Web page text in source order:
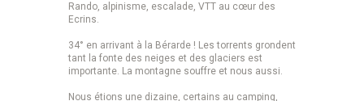
Rando, alpinisme, escalade, VTT au cœur des
Ecrins.
34° en arrivant à la Bérarde ! Les torrents grondent
tant la fonte des neiges et des glaciers est
importante. La montagne souffre et nous aussi.
Nous étions une dizaine, certains au camping,